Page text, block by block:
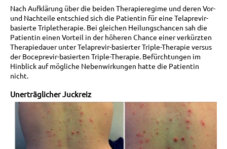
Nach Aufklärung über die beiden Therapieregime und deren Vor-
und Nachteile entschied sich die Patientin für eine Telaprevir-
basierte Tripletherapie. Bei gleichen Heilungschancen sah die
Patientin einen Vorteil in der höheren Chance einer verkürzten
Therapiedauer unter Telaprevir-basierter Triple-Therapie versus
der Boceprevir-basierten Triple-Therapie. Befürchtungen im
Hinblick auf mögliche Nebenwirkungen hatte die Patientin
nicht.
Unerträglicher Juckreiz